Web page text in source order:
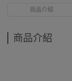
商品介紹
商品介紹